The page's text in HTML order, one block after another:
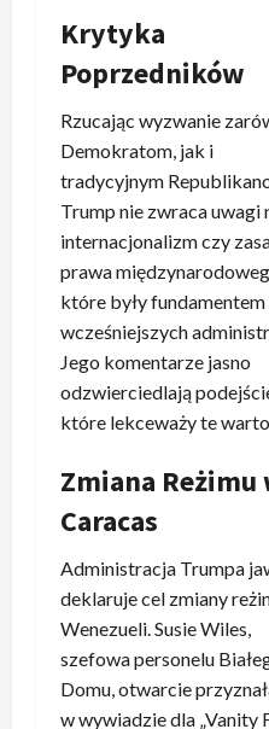
Krytyka
Poprzedników
Rzucając wyzwanie
Demokratom, jak i
tradycyjnym
Trump nie zwraca uwagi
internacjonalizm czy
prawa
które były fundamentem
wcześniejszych
Jego komentarze jasno
odzwierciedlają
które lekceważy te
Zmiana Reżimu
Caracas
Administracja Trumpa
deklaruje cel zmiany
Wenezueli. Susie Wiles,
szefowa personelu
Domu, otwarcie
w wywiadzie dla „Vanity